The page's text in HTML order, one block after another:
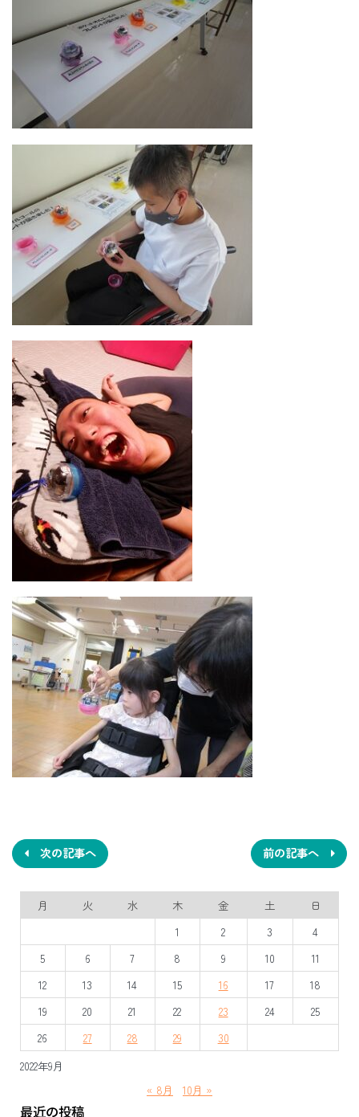
稿
ナ
ビ
ゲ
ー
シ
ョ
ン
前の記事へ
次の記事へ
2022年9月
月 火 水 木 金 土
日
1
2 3
4
5
6 7 8 9 10
11
12
13 14 15 16 17
18
19
20 21 22 23 24
25
26
27 28 29 30
« 8月 10月 »
最近の投稿